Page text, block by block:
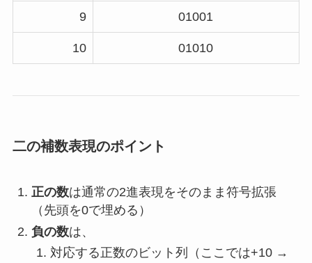
9 01001
10 01010
二の補数表現のポイント
正の数は通常の2進表現をそのまま符号拡張
（先頭を0で埋める）
負の数は、
対応する正数のビット列（ここでは+10 →